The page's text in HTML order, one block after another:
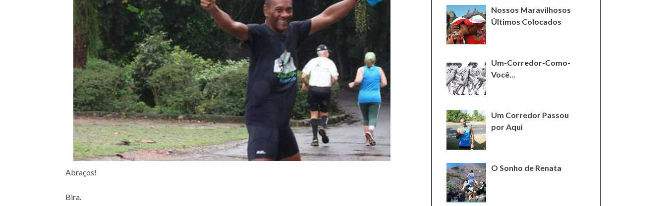
Abraços!
Bira.
Nossos Maravilhosos
Últimos Colocados
Um-Corredor-Como-
Você...
Um Corredor Passou
por Aqui
O Sonho de Renata